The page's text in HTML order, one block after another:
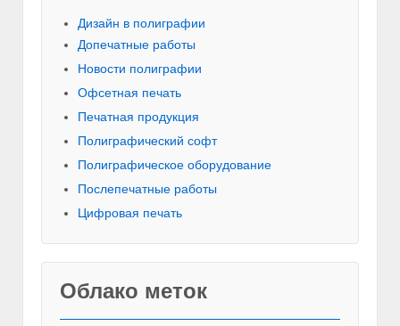
Дизайн в полиграфии
Допечатные работы
Новости полиграфии
Офсетная печать
Печатная продукция
Полиграфический софт
Полиграфическое оборудование
Послепечатные работы
Цифровая печать
Облако меток